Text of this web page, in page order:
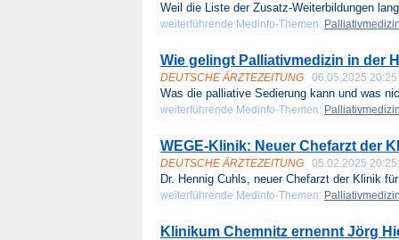
Weil die Liste der Zusatz-Weiterbildungen
weiterführende Medinfo-Themen:
Wie gelingt Palliativmedizin in der
DEUTSCHE ÄRZTEZEITUNG 06.05.2025
Was die palliative Sedierung kann und was
weiterführende Medinfo-Themen:
WEGE-Klinik: Neuer Chefarzt der
DEUTSCHE ÄRZTEZEITUNG 05.02.2025
Dr. Hennig Cuhls, neuer Chefarzt der Klinik
weiterführende Medinfo-Themen:
Klinikum Chemnitz ernennt Jörg